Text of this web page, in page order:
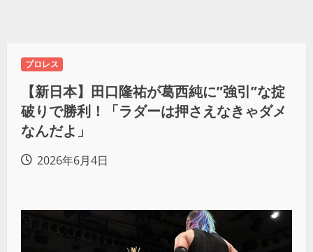
プロレス
【新日本】田口隆祐が葛西純に”強引”な掟
破りで勝利！「ラダーは押さえなきゃダメ
なんだよ」
2026年6月4日